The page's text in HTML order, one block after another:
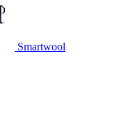
Smartwool